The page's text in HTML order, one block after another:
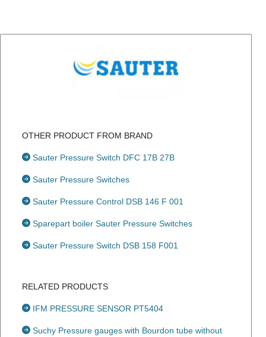
OTHER PRODUCT FROM BRAND
Sauter Pressure Switch DFC 17B 27B
Sauter Pressure Switches
Sauter Pressure Control DSB 146 F 001
Sparepart boiler Sauter Pressure Switches
Sauter Pressure Switch DSB 158 F001
RELATED PRODUCTS
IFM PRESSURE SENSOR PT5404
Suchy Pressure gauges with Bourdon tube without